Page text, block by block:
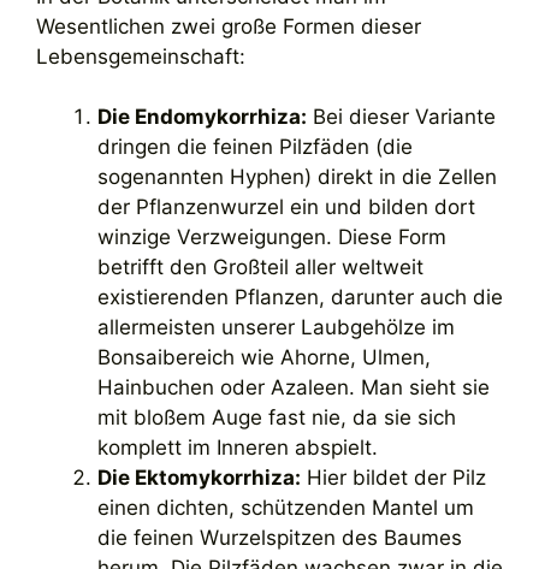
Wesentlichen zwei große Formen dieser
Lebensgemeinschaft:
Die Endomykorrhiza: Bei dieser Variante
dringen die feinen Pilzfäden (die
sogenannten Hyphen) direkt in die Zellen
der Pflanzenwurzel ein und bilden dort
winzige Verzweigungen. Diese Form
betrifft den Großteil aller weltweit
existierenden Pflanzen, darunter auch die
allermeisten unserer Laubgehölze im
Bonsaibereich wie Ahorne, Ulmen,
Hainbuchen oder Azaleen. Man sieht sie
mit bloßem Auge fast nie, da sie sich
komplett im Inneren abspielt.
Die Ektomykorrhiza: Hier bildet der Pilz
einen dichten, schützenden Mantel um
die feinen Wurzelspitzen des Baumes